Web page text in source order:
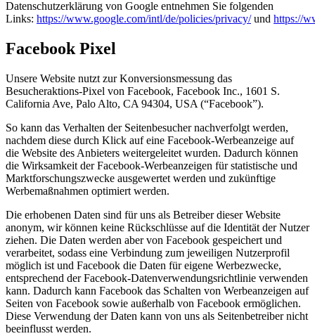
Datenschutzerklärung von Google entnehmen Sie folgenden
Links: https://www.google.com/intl/de/policies/privacy/und https://
Facebook Pixel
Unsere Website nutzt zur Konversionsmessung das
Besucheraktions-Pixel von Facebook, Facebook Inc., 1601 S.
California Ave, Palo Alto, CA 94304, USA (“Facebook”).
So kann das Verhalten der Seitenbesucher nachverfolgt werden,
nachdem diese durch Klick auf eine Facebook-Werbeanzeige auf
die Website des Anbieters weitergeleitet wurden. Dadurch können
die Wirksamkeit der Facebook-Werbeanzeigen für statistische und
Marktforschungszwecke ausgewertet werden und zukünftige
Werbemaßnahmen optimiert werden.
Die erhobenen Daten sind für uns als Betreiber dieser Website
anonym, wir können keine Rückschlüsse auf die Identität der Nutzer
ziehen. Die Daten werden aber von Facebook gespeichert und
verarbeitet, sodass eine Verbindung zum jeweiligen Nutzerprofil
möglich ist und Facebook die Daten für eigene Werbezwecke,
entsprechend der Facebook-Datenverwendungsrichtlinie verwenden
kann. Dadurch kann Facebook das Schalten von Werbeanzeigen auf
Seiten von Facebook sowie außerhalb von Facebook ermöglichen.
Diese Verwendung der Daten kann von uns als Seitenbetreiber nicht
beeinflusst werden.